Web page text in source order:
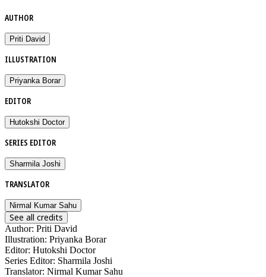
AUTHOR
Priti David
ILLUSTRATION
Priyanka Borar
EDITOR
Hutokshi Doctor
SERIES EDITOR
Sharmila Joshi
TRANSLATOR
Nirmal Kumar Sahu
See all credits
Author: Priti David
Illustration: Priyanka Borar
Editor: Hutokshi Doctor
Series Editor: Sharmila Joshi
Translator: Nirmal Kumar Sahu